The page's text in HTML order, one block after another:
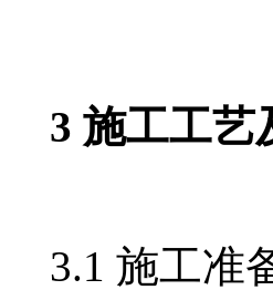
3 施工工艺
3.1 施工准